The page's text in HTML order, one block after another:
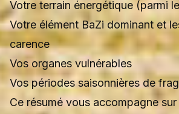
Votre terrain énergétique (parmi
Votre élément BaZi dominant et
carence
Vos organes vulnérables
Vos périodes saisonnières de
Ce résumé vous accompagne